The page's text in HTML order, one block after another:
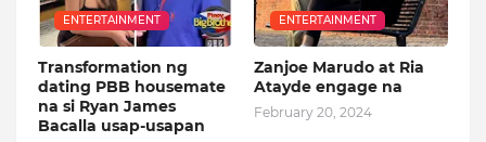
ENTERTAINMENT
Transformation ng
dating PBB housemate
na si Ryan James
Bacalla usap-usapan
ENTERTAINMENT
Zanjoe Marudo at Ria
Atayde engage na
February 20, 2024